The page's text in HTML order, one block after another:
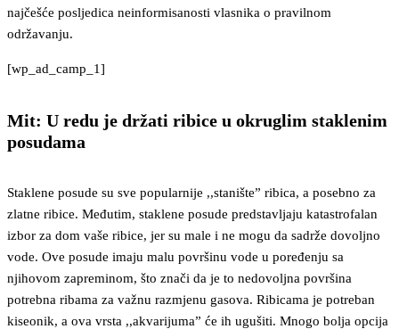
najčešće posljedica neinformisanosti vlasnika o pravilnom
održavanju.
[wp_ad_camp_1]
Mit: U redu je držati ribice u okruglim staklenim
posudama
Staklene posude su sve popularnije ,,stanište” ribica, a posebno za
zlatne ribice. Međutim, staklene posude predstavljaju katastrofalan
izbor za dom vaše ribice, jer su male i ne mogu da sadrže dovoljno
vode. Ove posude imaju malu površinu vode u poređenju sa
njihovom zapreminom, što znači da je to nedovoljna površina
potrebna ribama za važnu razmjenu gasova. Ribicama je potreban
kiseonik, a ova vrsta ,,akvarijuma” će ih ugušiti. Mnogo bolja opcija